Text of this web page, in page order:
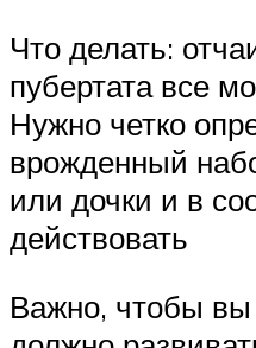
Что делать:
пубертата все
Нужно четко
врожденный
или дочки и в
действовать
Важно, чтобы